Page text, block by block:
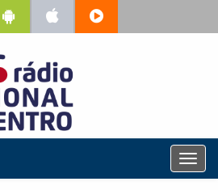
T
o